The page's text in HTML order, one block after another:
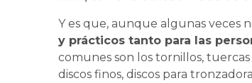
Y es que, aunque algunas veces
y prácticos tanto para las
comunes son los tornillos, tuercas
discos finos, discos para